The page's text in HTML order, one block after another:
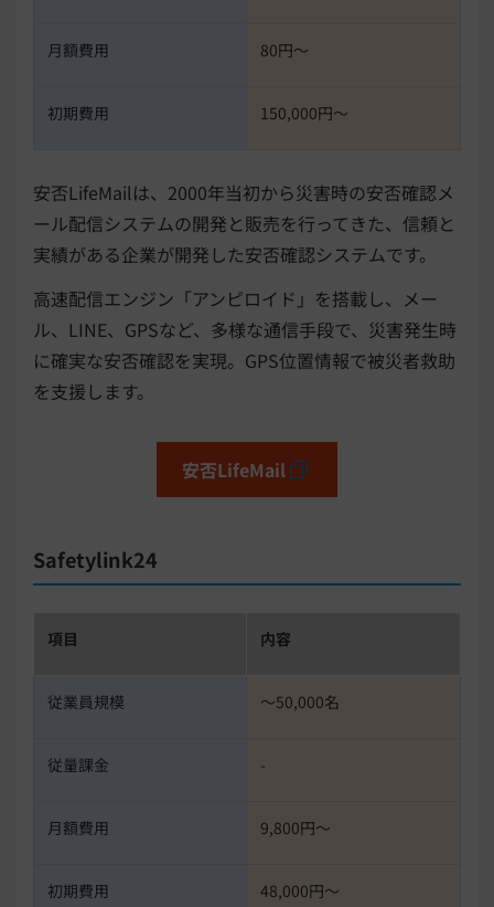
月額費用 80円〜
初期費用 150,000円〜
安否LifeMailは、2000年当初から災害時の安否確認メ
ール配信システムの開発と販売を行ってきた、信頼と
実績がある企業が開発した安否確認システムです。
高速配信エンジン「アンピロイド」を搭載し、メー
ル、LINE、GPSなど、多様な通信手段で、災害発生時
に確実な安否確認を実現。GPS位置情報で被災者救助
を支援します。
安否LifeMail
Safetylink24
項目 内容
従業員規模 〜50,000名
従量課金 -
月額費用 9,800円〜
初期費用 48,000円〜